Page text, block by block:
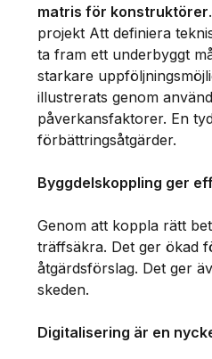
matris för konstruktörer
projekt Att definiera
ta fram ett underbyggt
starkare
illustrerats genom
påverkansfaktorer. En
förbättringsåtgärder.
Byggdelskoppling ger
Genom att koppla rätt
träffsäkra. Det ger ökad
åtgärdsförslag. Det ger
skeden.
Digitalisering är en